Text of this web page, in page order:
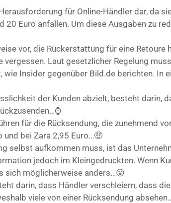
für Online-Händler dar, da
20 Euro anfallen. Um diese Ausgaben zu
vor, die Rückerstattung für eine
vergessen. Laut gesetzlicher Regelung
Insider gegenüber Bild.de berichten.
der Kunden abzielt, besteht
für die Rücksendung, die zunehmend
und bei Zara 2,95 Euro…🤑
selbst aufkommen muss, ist das
jedoch im Kleingedruckten. Wenn
sich möglicherweise anders…😮
darin, dass Händler verschleiern, dass
viele von einer Rücksendung